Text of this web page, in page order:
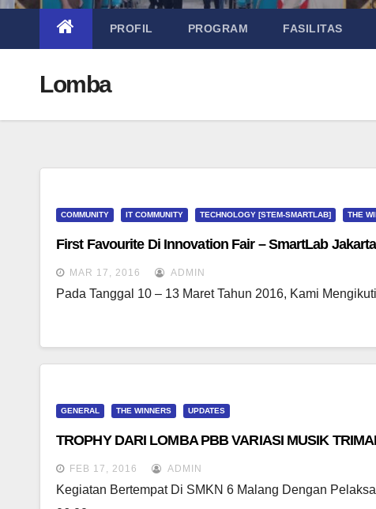
PROFIL PROGRAM FASILITAS
Lomba
COMMUNITY IT COMMUNITY TECHNOLOGY [STEM-SMARTLAB] THE
First Favourite Di Innovation Fair – SmartLab Jakarta
MAR 17, 2016 ADMIN
Pada Tanggal 10 – 13 Maret Tahun 2016, Kami
GENERAL THE WINNERS UPDATES
TROPHY DARI LOMBA PBB VARIASI MUSIK
FEB 17, 2016 ADMIN
Kegiatan Bertempat Di SMKN 6 Malang Dengan